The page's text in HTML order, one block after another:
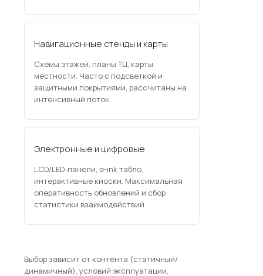
Навигационные стенды и карты
Схемы этажей, планы ТЦ, карты
местности. Часто с подсветкой и
защитными покрытиями, рассчитаны на
интенсивный поток.
Электронные и цифровые
LCD/LED-панели, e‑ink табло,
интерактивные киоски. Максимальная
оперативность обновлений и сбор
статистики взаимодействий.
Выбор зависит от контента (статичный/
динамичный), условий эксплуатации,